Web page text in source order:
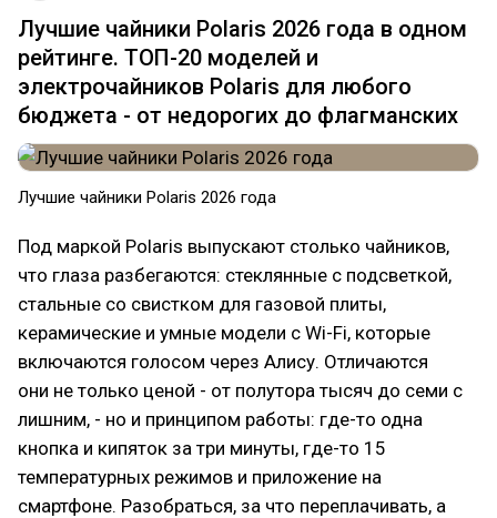
Лучшие чайники Polaris 2026 года в одном
рейтинге. ТОП-20 моделей и
электрочайников Polaris для любого
бюджета - от недорогих до флагманских
Лучшие чайники Polaris 2026 года
Под маркой Polaris выпускают столько чайников,
что глаза разбегаются: стеклянные с подсветкой,
стальные со свистком для газовой плиты,
керамические и умные модели с Wi-Fi, которые
включаются голосом через Алису. Отличаются
они не только ценой - от полутора тысяч до семи с
лишним, - но и принципом работы: где-то одна
кнопка и кипяток за три минуты, где-то 15
температурных режимов и приложение на
смартфоне. Разобраться, за что переплачивать, а